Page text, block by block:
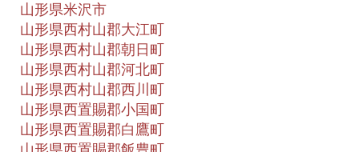
山形県米沢市
山形県西村山郡大江町
山形県西村山郡朝日町
山形県西村山郡河北町
山形県西村山郡西川町
山形県西置賜郡小国町
山形県西置賜郡白鷹町